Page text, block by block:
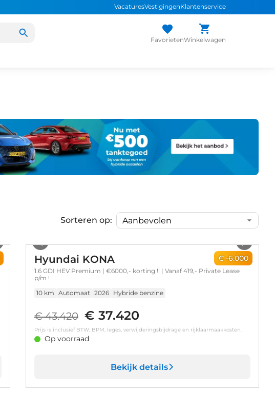
VacaturesVestigingenKlantenservice
FavorietenWinkelwagen
Sorteren op:
€ -6.000
Hyundai KONA
1.6 GDI HEV Premium | €6000,- korting !! | Vanaf 419,- Private Lease
p/m !
10 km Automaat 2026 Hybride benzine
€ 43.420 € 37.420
Prijs is inclusief BTW, BPM, leges, verwijderingsbijdrage en rijklaarmaakkosten.
Op voorraad
Bekijk details